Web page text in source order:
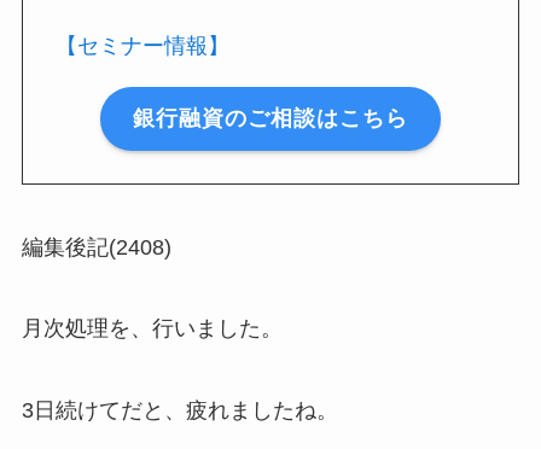
【セミナー情報】
銀行融資のご相談はこちら
編集後記(2408)
月次処理を、行いました。
3日続けてだと、疲れましたね。